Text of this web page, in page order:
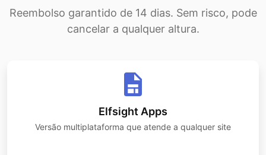
Reembolso garantido de 14 dias. Sem risco, pode
cancelar a qualquer altura.
Elfsight Apps
Versão multiplataforma que atende a qualquer site